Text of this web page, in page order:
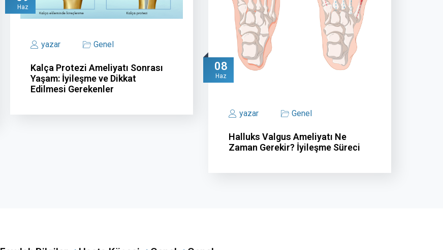
Haz
yazar Genel
Kalça Protezi Ameliyatı Sonrası
Yaşam: İyileşme ve Dikkat
Edilmesi Gerekenler
08
Haz
yazar Genel
Halluks Valgus Ameliyatı Ne
Zaman Gerekir? İyileşme Süreci